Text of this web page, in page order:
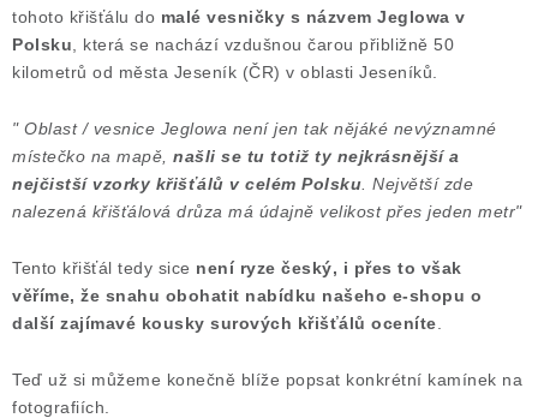
tohoto křišťálu do malé vesničky s názvem Jeglowa v
Polsku , která se nachází vzdušnou čarou přibližně 50
kilometrů od města Jeseník (ČR) v oblasti Jeseníků.
" Oblast / vesnice Jeglowa není jen tak nějáké nevýznamné
místečko na mapě, našli se tu totiž ty nejkrásnější a
nejčistší vzorky křišťálů v celém Polsku . Největší zde
nalezená křišťálová drůza má údajně velikost přes jeden metr"
Tento křišťál tedy sice není ryze český, i přes to však
věříme, že snahu obohatit nabídku našeho e-shopu o
další zajímavé kousky surových křišťálů oceníte
Teď už si můžeme konečně blíže popsat konkrétní kamínek na
fotografiích.